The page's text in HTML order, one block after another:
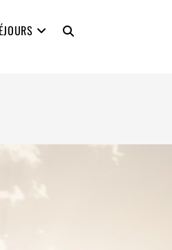
TOGGLE